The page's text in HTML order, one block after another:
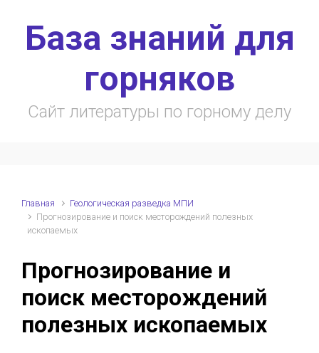
База знаний для
горняков
Сайт литературы по горному делу
Главная
Геологическая разведка МПИ
Прогнозирование и поиск месторождений полезных
ископаемых
Прогнозирование и
поиск месторождений
полезных ископаемых